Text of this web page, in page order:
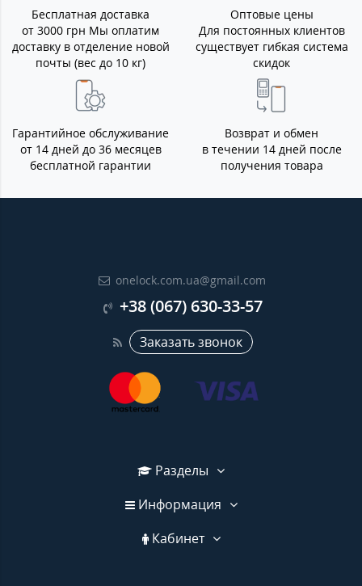
Бесплатная доставка
от 3000 грн Мы оплатим
доставку в отделение новой
почты (вес до 10 кг)
Оптовые цены
Для постоянных клиентов
существует гибкая система
скидок
Гарантийное обслуживание
от 14 дней до 36 месяцев
бесплатной гарантии
Возврат и обмен
в течении 14 дней после
получения товара
onelock.com.ua@gmail.com
+38 (067) 630-33-57
Заказать звонок
Разделы
Информация
Кабинет